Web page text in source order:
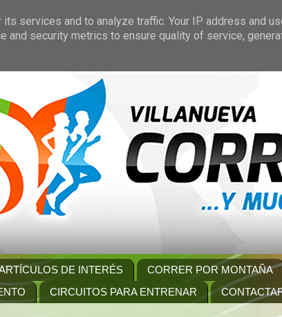
DE INTERÉS
CORRER POR MONTAÑA
CIRCUITOS PARA ENTRENAR
services and to analyze traffic. Your IP address and
and security metrics to ensure quality of service,